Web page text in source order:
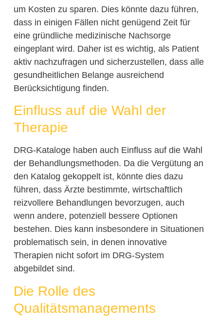
um Kosten zu sparen. Dies könnte dazu führen,
dass in einigen Fällen nicht genügend Zeit für
eine gründliche medizinische Nachsorge
eingeplant wird. Daher ist es wichtig, als Patient
aktiv nachzufragen und sicherzustellen, dass alle
gesundheitlichen Belange ausreichend
Berücksichtigung finden.
Einfluss auf die Wahl der
Therapie
DRG-Kataloge haben auch Einfluss auf die Wahl
der Behandlungsmethoden. Da die Vergütung an
den Katalog gekoppelt ist, könnte dies dazu
führen, dass Ärzte bestimmte, wirtschaftlich
reizvollere Behandlungen bevorzugen, auch
wenn andere, potenziell bessere Optionen
bestehen. Dies kann insbesondere in Situationen
problematisch sein, in denen innovative
Therapien nicht sofort im DRG-System
abgebildet sind.
Die Rolle des
Qualitätsmanagements